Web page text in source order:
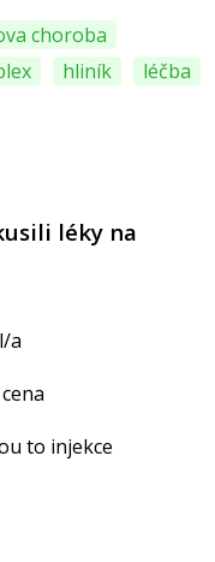
choroba
hliník
léčba
léky na
a
to injekce